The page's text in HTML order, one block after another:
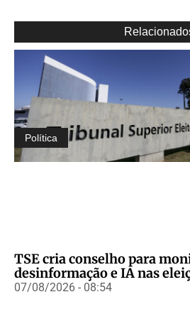
Política
TSE cria conselho para
desinformação e IA nas
07/08/2026 - 08:54